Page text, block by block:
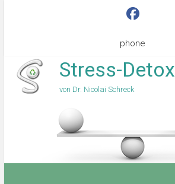
phone
Stress-Detox
von Dr. Nicolai Schreck